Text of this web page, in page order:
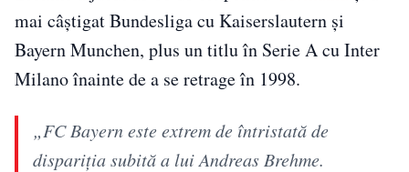
mai câștigat Bundesliga cu Kaiserslautern și
Bayern Munchen, plus un titlu în Serie A cu Inter
Milano înainte de a se retrage în 1998.
„FC Bayern este extrem de întristată de
dispariția subită a lui Andreas Brehme.